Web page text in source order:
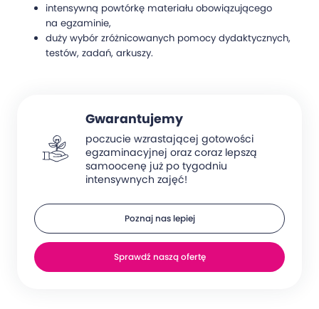
intensywną powtórkę materiału obowiązującego
na egzaminie,
duży wybór zróżnicowanych pomocy dydaktycznych,
testów, zadań, arkuszy.
Gwarantujemy
poczucie wzrastającej gotowości
egzaminacyjnej oraz coraz lepszą
samoocenę już po tygodniu
intensywnych zajęć!
Poznaj nas lepiej
Sprawdź naszą ofertę